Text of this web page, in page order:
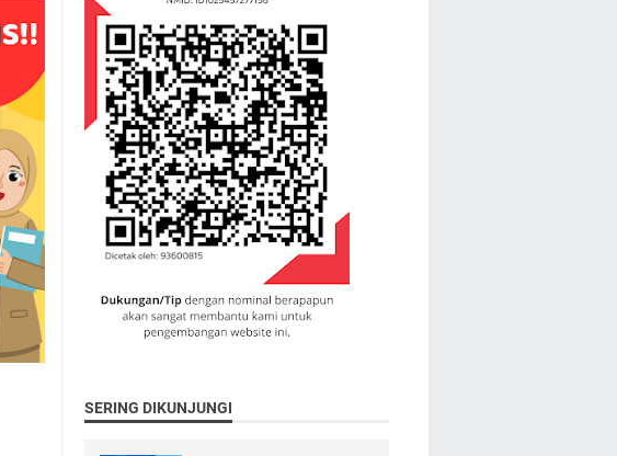
SERING DIKUNJUNGI